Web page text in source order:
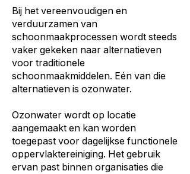
Bij het vereenvoudigen en
verduurzamen van
schoonmaakprocessen wordt steeds
vaker gekeken naar alternatieven
voor traditionele
schoonmaakmiddelen. Eén van die
alternatieven is ozonwater.
Ozonwater wordt op locatie
aangemaakt en kan worden
toegepast voor dagelijkse functionele
oppervlaktereiniging. Het gebruik
ervan past binnen organisaties die